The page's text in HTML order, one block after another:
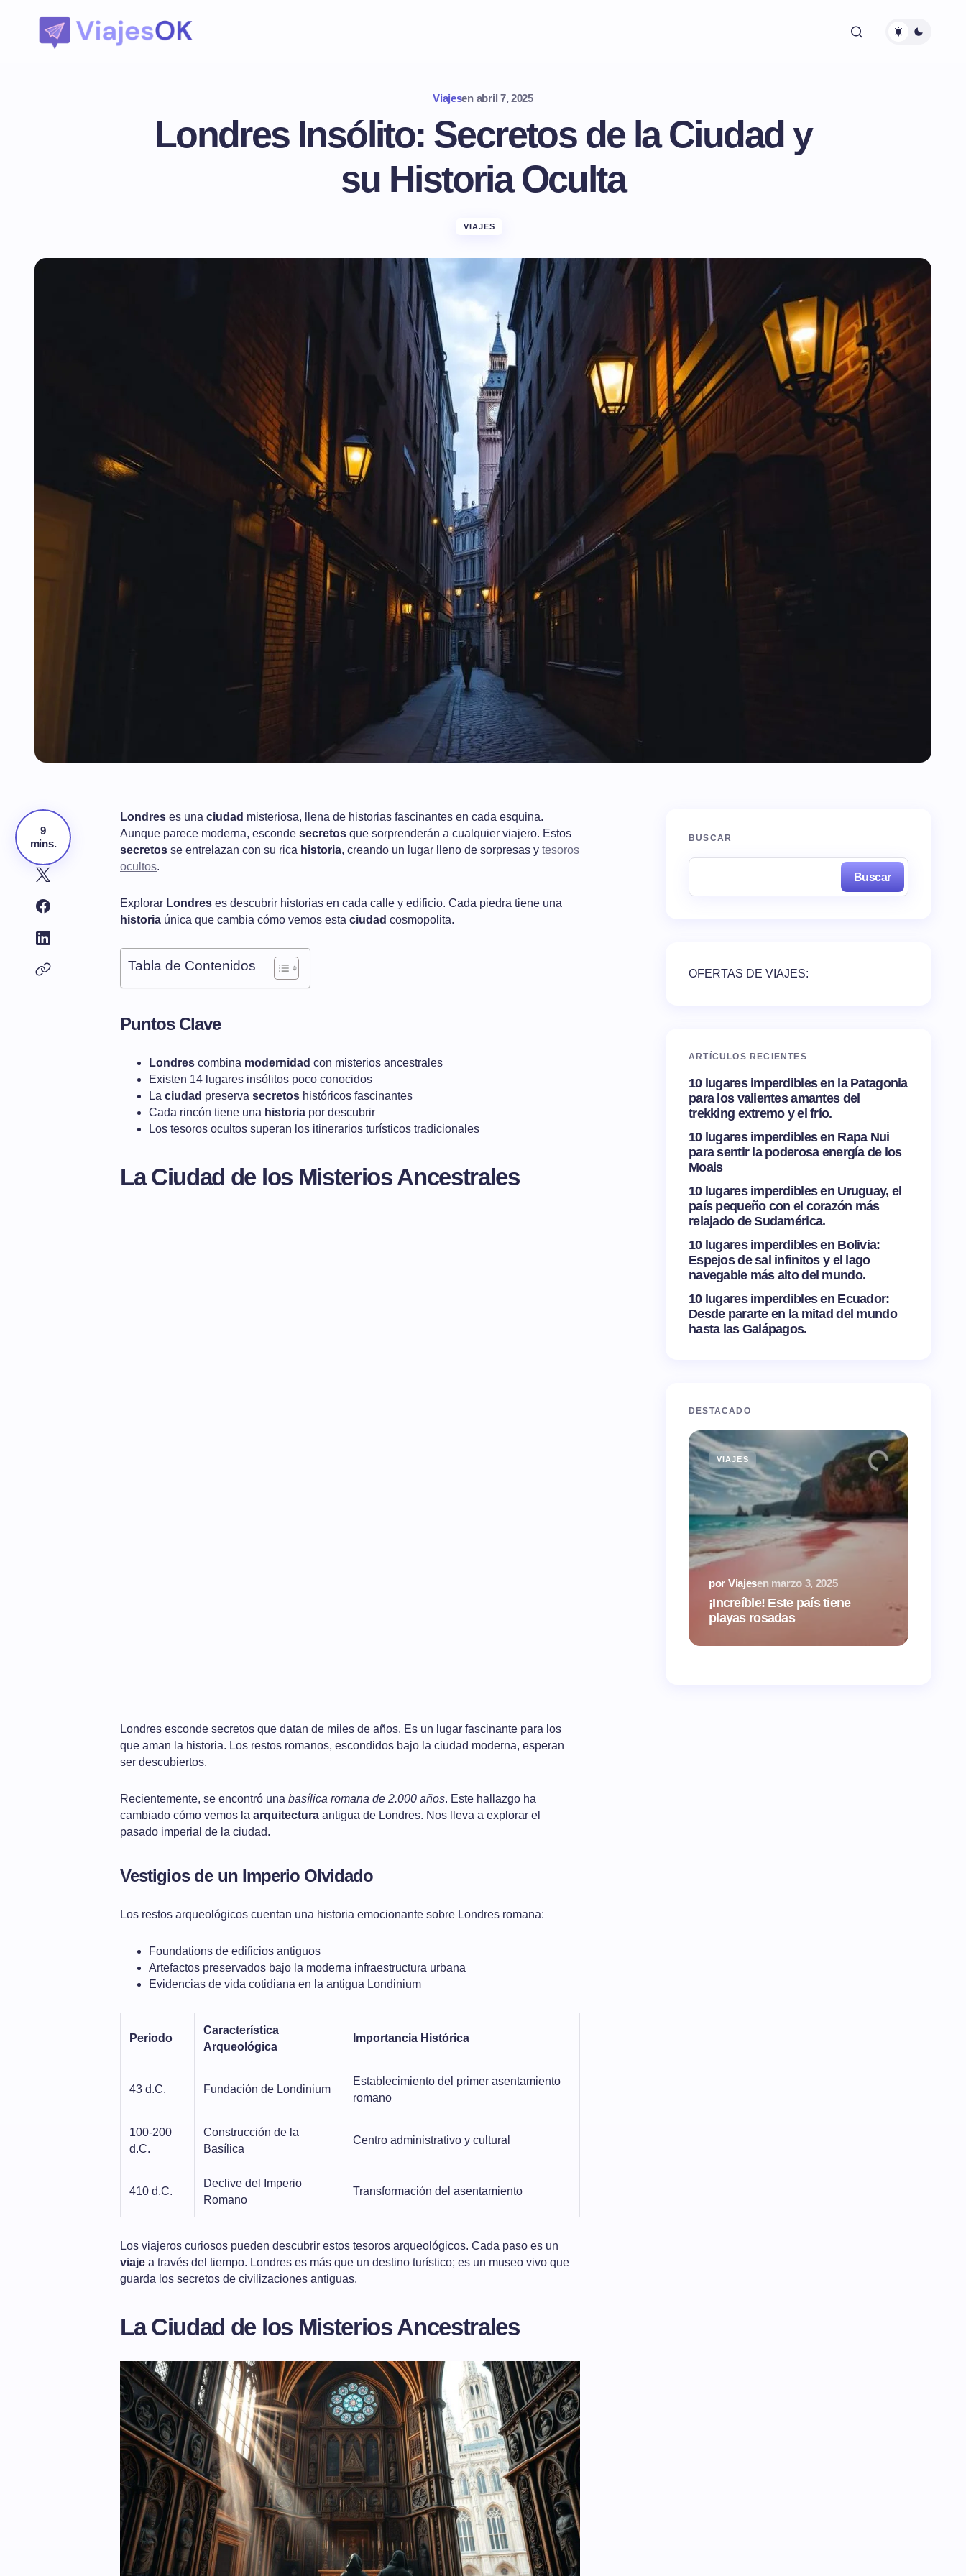
Viajesen abril 7, 2025
Londres Insólito: Secretos de la Ciudad y
su Historia Oculta
VIAJES
9
mins.
Londres es una ciudad misteriosa, llena de historias fascinantes en cada esquina.
Aunque parece moderna, esconde secretos que sorprenderán a cualquier viajero. Estos
secretos se entrelazan con su rica historia, creando un lugar lleno de sorpresas y tesoros
ocultos.
Explorar Londres es descubrir historias en cada calle y edificio. Cada piedra tiene una
historia única que cambia cómo vemos esta ciudad cosmopolita.
Tabla de Contenidos
Puntos Clave
Londres combina modernidad con misterios ancestrales
Existen 14 lugares insólitos poco conocidos
La ciudad preserva secretos históricos fascinantes
Cada rincón tiene una historia por descubrir
Los tesoros ocultos superan los itinerarios turísticos tradicionales
La Ciudad de los Misterios Ancestrales
Londres esconde secretos que datan de miles de años. Es un lugar fascinante para los
que aman la historia. Los restos romanos, escondidos bajo la ciudad moderna, esperan
ser descubiertos.
Recientemente, se encontró una basílica romana de 2.000 años. Este hallazgo ha
cambiado cómo vemos la arquitectura antigua de Londres. Nos lleva a explorar el
pasado imperial de la ciudad.
Vestigios de un Imperio Olvidado
Los restos arqueológicos cuentan una historia emocionante sobre Londres romana:
Foundations de edificios antiguos
Artefactos preservados bajo la moderna infraestructura urbana
Evidencias de vida cotidiana en la antigua Londinium
Periodo
Característica
Arqueológica
Importancia Histórica
43 d.C. Fundación de Londinium
Establecimiento del primer asentamiento
romano
100-200
d.C.
Construcción de la
Basílica
Centro administrativo y cultural
410 d.C.
Declive del Imperio
Romano
Transformación del asentamiento
Los viajeros curiosos pueden descubrir estos tesoros arqueológicos. Cada paso es un
viaje a través del tiempo. Londres es más que un destino turístico; es un museo vivo que
guarda los secretos de civilizaciones antiguas.
La Ciudad de los Misterios Ancestrales
BUSCAR
Buscar
OFERTAS DE VIAJES:
ARTÍCULOS RECIENTES
10 lugares imperdibles en la Patagonia
para los valientes amantes del
trekking extremo y el frío.
10 lugares imperdibles en Rapa Nui
para sentir la poderosa energía de los
Moais
10 lugares imperdibles en Uruguay, el
país pequeño con el corazón más
relajado de Sudamérica.
10 lugares imperdibles en Bolivia:
Espejos de sal infinitos y el lago
navegable más alto del mundo.
10 lugares imperdibles en Ecuador:
Desde pararte en la mitad del mundo
hasta las Galápagos.
DESTACADO
VIAJES
¡Increíble! Este país tiene
playas rosadas
por Viajesen marzo 3, 2025